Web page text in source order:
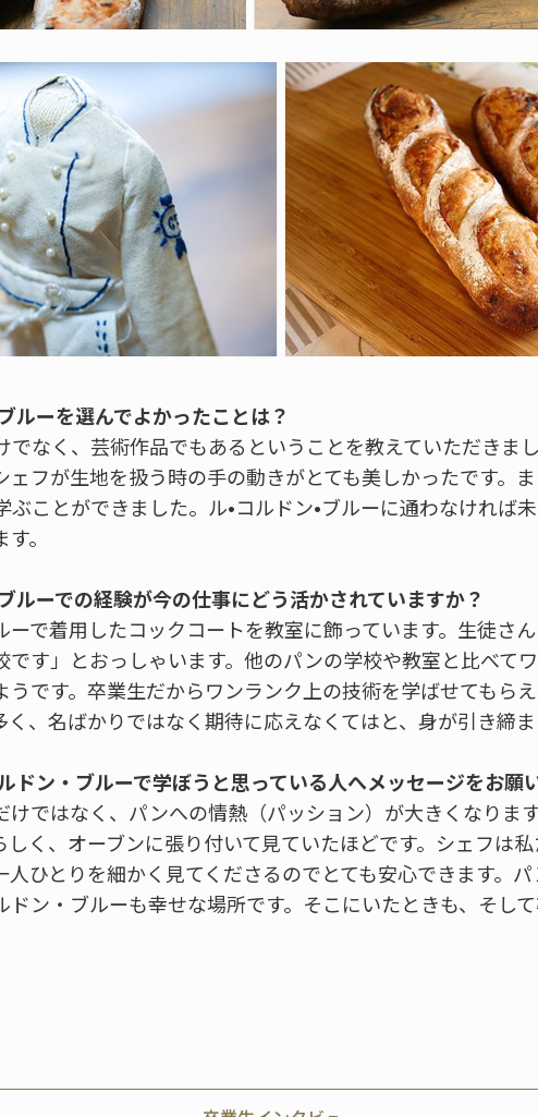
ルーを選んでよかったことは？
でなく、芸術作品でもあるということを教えていただきま
ェフが生地を扱う時の手の動きがとても美しかったです。
ぶことができました。ル•コルドン•ブルーに通わなければ
。
ルーでの経験が今の仕事にどう活かされていますか？
ーで着用したコックコートを教室に飾っています。生徒さ
です」とおっしゃいます。他のパンの学校や教室と比べて
うです。卒業生だからワンランク上の技術を学ばせてもら
、名ばかりではなく期待に応えなくてはと、身が引き締ま
ドン・ブルーで学ぼうと思っている人へメッセージをお願
けではなく、パンへの情熱（パッション）が大きくなりま
しく、オーブンに張り付いて見ていたほどです。シェフは
人ひとりを細かく見てくださるのでとても安心できます。
ドン・ブルーも幸せな場所です。そこにいたときも、そし